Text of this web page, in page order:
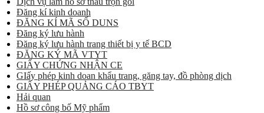
Đăng kí kinh doanh
ĐĂNG KÍ MÃ SỐ DUNS
Đăng ký lưu hành
Đăng ký lưu hành trang thiết bị y tế BCD
ĐĂNG KÝ MÃ VTYT
GIẤY CHỨNG NHẬN CE
GIấy phép kinh doan khẩu trang, găng tay, đồ phòng dịch
GIẤY PHÉP QUẢNG CÁO TBYT
Hải quan
Hồ sơ công bố Mỹ phẩm